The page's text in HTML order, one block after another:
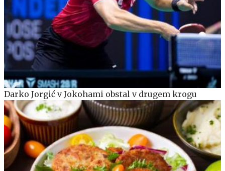
Darko Jorgić v Jokohami obstal v drugem krogu